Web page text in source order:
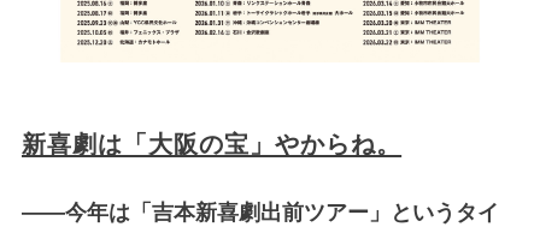
新喜劇は「大阪の宝」やからね。
――今年は「吉本新喜劇出前ツアー」というタイ